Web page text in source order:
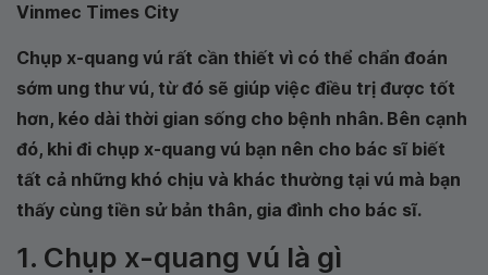
Vinmec Times City
Chụp x-quang vú rất cần thiết vì có thể chẩn đoán
sớm ung thư vú, từ đó sẽ giúp việc điều trị được tốt
hơn, kéo dài thời gian sống cho bệnh nhân. Bên cạnh
đó, khi đi chụp x-quang vú bạn nên cho bác sĩ biết
tất cả những khó chịu và khác thường tại vú mà bạn
thấy cùng tiền sử bản thân, gia đình cho bác sĩ.
1. Chụp x-quang vú là gì